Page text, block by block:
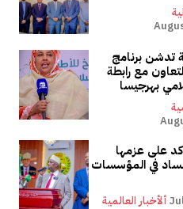
تدشن برنامج
مع رابطة
بهرجيسا
على عزمها
في المؤسسات
ألأخبار العالمية